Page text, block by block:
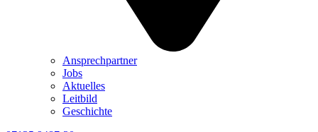
Ansprechpartner
Jobs
Aktuelles
Leitbild
Geschichte